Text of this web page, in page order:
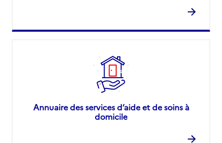
Annuaire des services d’aide et de soins à
domicile